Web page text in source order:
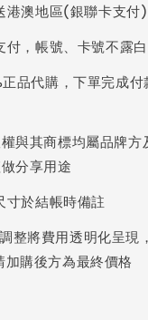
港澳地區(銀聯卡支付)
付，帳號、卡號不露白
品代購，下單完成
與其商標均屬品牌方
分享用途
寸於結帳時備註
整將費用透明化呈現
加購後方為最終價格